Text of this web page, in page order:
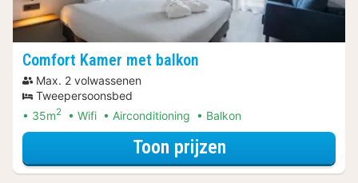
Comfort Kamer met balkon
Max. 2 volwassenen
Tweepersoonsbed
35m2 Wifi Airconditioning Balkon
Toon prijzenvoor Comfort